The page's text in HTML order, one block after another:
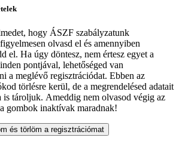
hogy ÁSZF szabályzatunk
olvasd el és amennyiben
el. Ha úgy döntesz, nem értesz egyet a
pontjával, lehetőséged van
a meglévő regisztrációdat. Ebben az
törlésre kerül, de a megrendelésed adatait
is tároljuk. Ameddig nem olvasod végig az
gombok inaktívak maradnak!
és törlöm a regisztrációmat